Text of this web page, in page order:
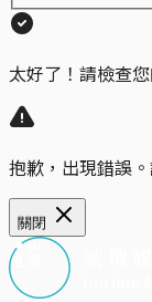
太好了！請檢查
抱歉，出現錯誤
關閉